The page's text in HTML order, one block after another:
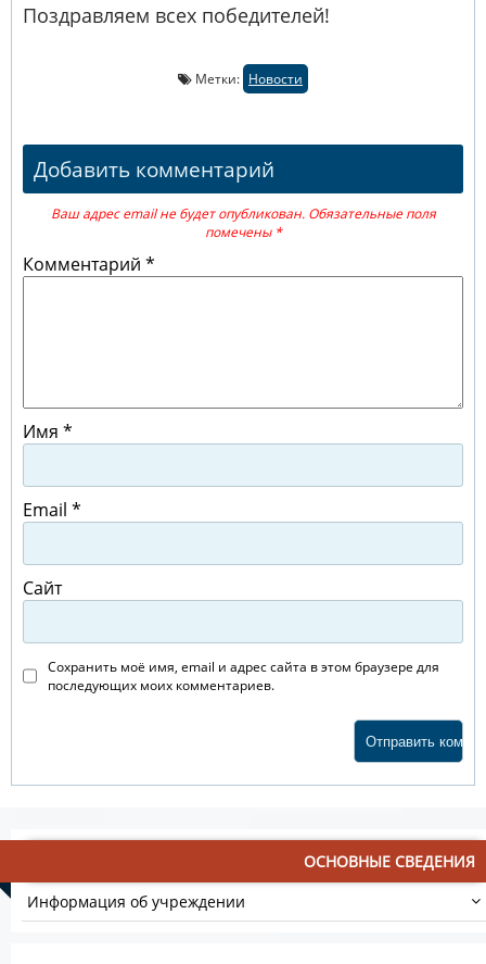
Поздравляем всех победителей!
Метки: Новости
Добавить комментарий
Ваш адрес email не будет опубликован. Обязательные поля
помечены *
Комментарий *
Имя *
Email *
Сайт
Сохранить моё имя, email и адрес сайта в этом браузере для
последующих моих комментариев.
ОСНОВНЫЕ СВЕДЕНИЯ
Информация об учреждении